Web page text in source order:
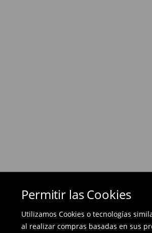
Permitir las Cookies
Utilizamos Cookies o tecnologías
al realizar compras basadas en sus